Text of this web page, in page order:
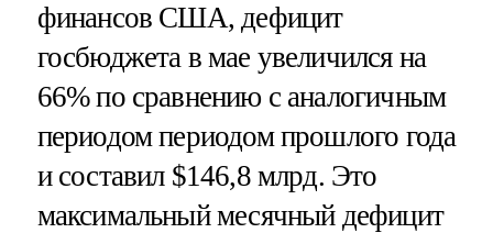
финансов США, дефицит
госбюджета в мае увеличился на
66% по сравнению с аналогичным
периодом периодом прошлого года
и составил $146,8 млрд. Это
максимальный месячный дефицит